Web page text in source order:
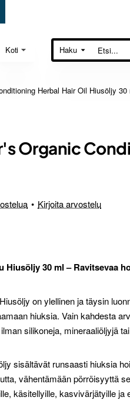
Koti Haku
Etsi...
Herbal Hair Oil Hiusöljy 30
Organic
Hiusöljy 30 ml – Ravitsevaa
on ylellinen ja täysin
hiuksia. Vain kahdesta
silikoneja, mineraaliöljyjä
sisältävät runsaasti hiuksia
vähentämään pörröisyyttä
käsitellyille, kasvivärjätyille ja
• Kirjoita arvostelu